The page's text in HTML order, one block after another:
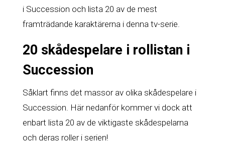
i Succession och lista 20 av de mest
framträdande karaktärerna i denna tv-serie.
20 skådespelare i rollistan i
Succession
Såklart finns det massor av olika skådespelare i
Succession. Här nedanför kommer vi dock att
enbart lista 20 av de viktigaste skådespelarna
och deras roller i serien!